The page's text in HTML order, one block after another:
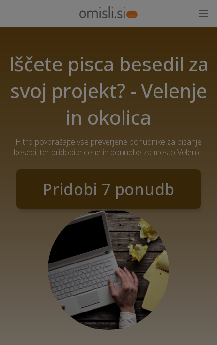
Iščete pisca besedil za
svoj projekt? - Velenje
in okolica
Hitro povprašajte vse preverjene ponudnike za pisanje
besedil ter pridobite cene in ponudbe za mesto Velenje.
Pridobi 7 ponudb